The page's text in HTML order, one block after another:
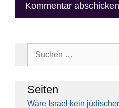
Sei­ten
Wäre Isra­el kein